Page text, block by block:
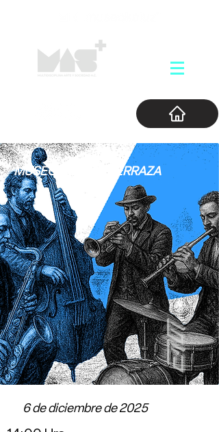
MUSEO KALUZ. / TERRAZA
6 de diciembre de 2025